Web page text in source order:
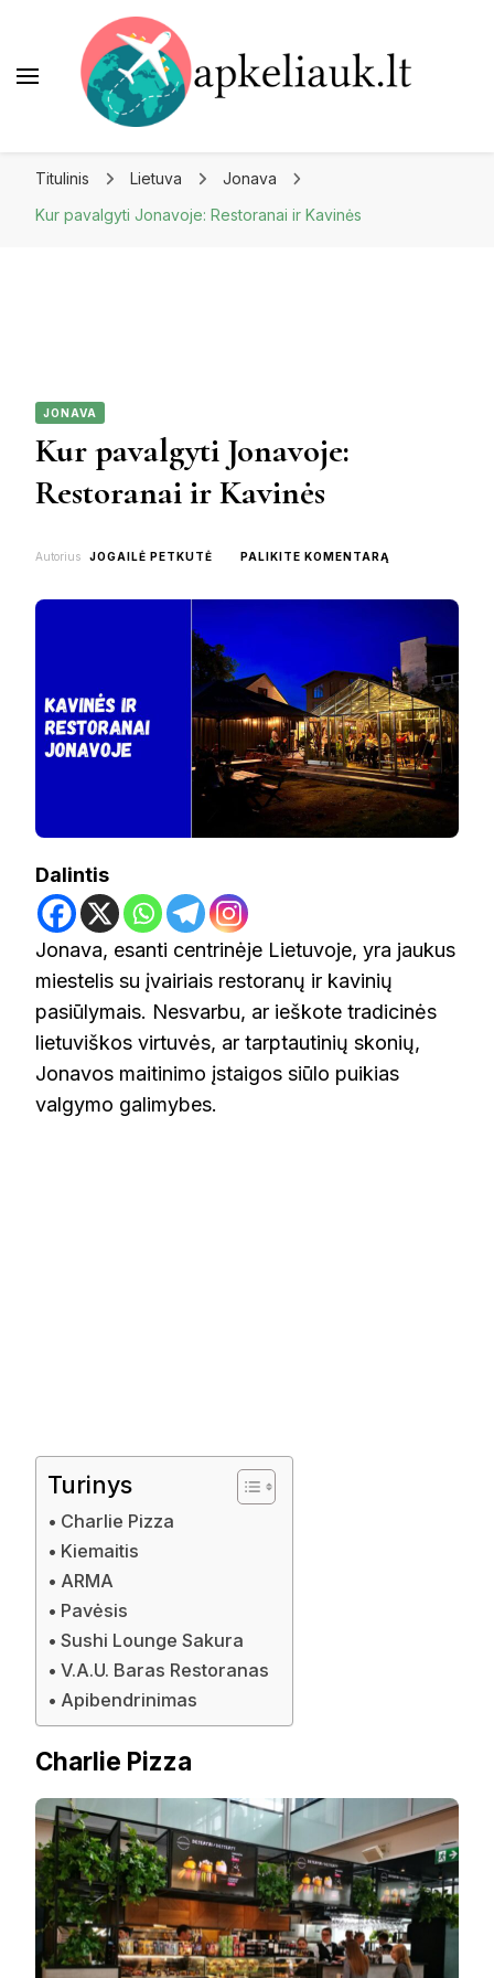
Titulinis Lietuva
Jonava
Kur pavalgyti Jonavoje: Restoranai ir Kavinės
JONAVA
Kur pavalgyti Jonavoje:
Restoranai ir Kavinės
Autorius JOGAILĖ PETKUTĖ PALIKITE KOMENTARĄ
RESTORANAI
IR
KAVINĖS
Dalintis
Jonava, esanti centrinėje Lietuvoje, yra jaukus
miestelis su įvairiais restoranų ir kavinių
pasiūlymais. Nesvarbu, ar ieškote tradicinės
lietuviškos virtuvės, ar tarptautinių skonių,
Jonavos maitinimo įstaigos siūlo puikias
valgymo galimybes.
Turinys
Charlie Pizza
Kiemaitis
ARMA
Pavėsis
Sushi Lounge Sakura
V.A.U. Baras Restoranas
Apibendrinimas
Charlie Pizza